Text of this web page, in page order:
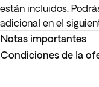
están incluidos.
adicional en el
Notas importantes
Antes de tu viaje,
Condiciones de la